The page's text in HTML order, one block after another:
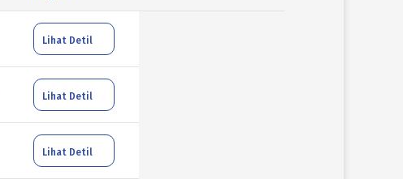
Lihat Detil
Lihat Detil
Lihat Detil